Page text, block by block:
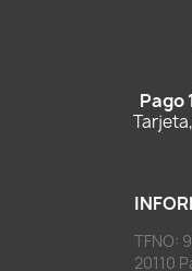
Pago
TFNO:
20110